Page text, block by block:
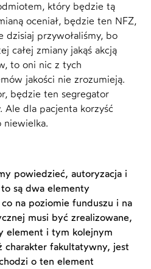
który będzie tą
oceniał, będzie ten NFZ,
przywołaliśmy, bo
całej zmiany jakąś akcją
to oni nic z tych
jakości nie zrozumieją.
będzie ten segregator
Ale dla pacjenta korzyść
niewielka.
powiedzieć, autoryzacja i
są dwa elementy
na poziomie funduszu i na
musi być zrealizowane,
element i tym kolejnym
charakter fakultatywny, jest
o ten element